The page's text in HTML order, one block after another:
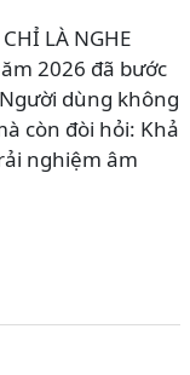
LÀ NGHE
2026 đã bước
dùng không
còn đòi hỏi: Khả
nghiệm âm